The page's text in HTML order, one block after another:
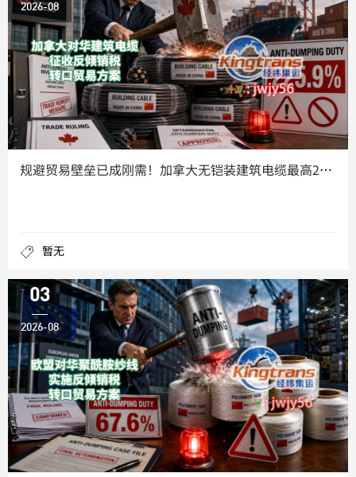
2026-08
规避贸易壁垒已成刚需！加拿大无铠装建筑电缆最高225.9%双
暂无
03
2026-08